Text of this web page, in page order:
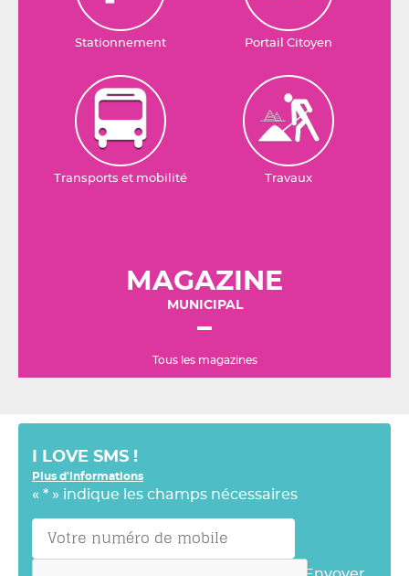
Stationnement Portail Citoyen
Transports et mobilité Travaux
MAGAZINE
MUNICIPAL
Tous les magazines
I LOVE SMS !
Plus d'informations
« * » indique les champs nécessaires